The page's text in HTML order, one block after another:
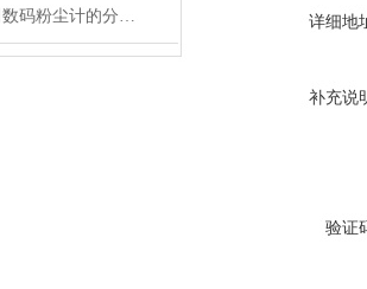
关于日本柴田数码粉尘计的分类，这里有详细说明 详细地
补充说
验证